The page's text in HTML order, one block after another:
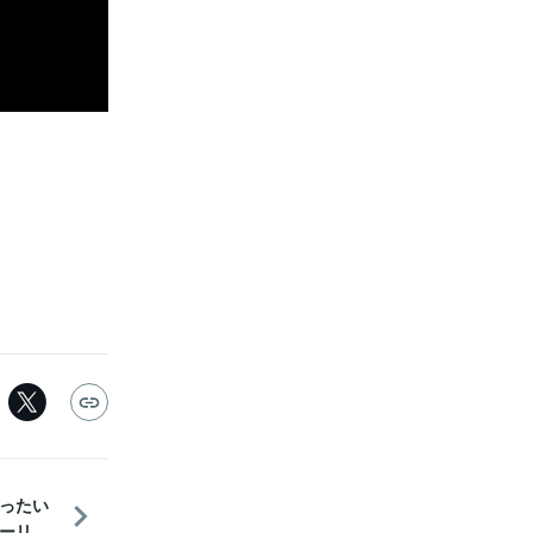
たい